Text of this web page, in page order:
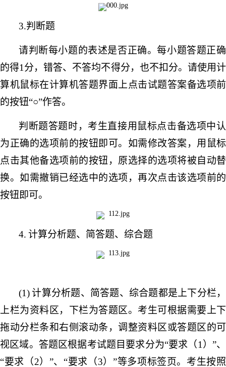
3.判断题
请判断每小题的表述是否正确。每小题答题正确
的得1分，错答、不答均不得分，也不扣分。请使用计
算机鼠标在计算机答题界面上点击试题答案备选项前
的按钮“○”作答。
判断题答题时，考生直接用鼠标点击备选项中认
为正确的选项前的按钮即可。如需修改答案，用鼠标
点击其他备选项前的按钮，原选择的选项将被自动替
换。如需撤销已经选中的选项，再次点击该选项前的
按钮即可。
4. 计算分析题、简答题、综合题
(1) 计算分析题、简答题、综合题都是上下分栏，
上栏为资料区，下栏为答题区。考生可根据需要上下
拖动分栏条和右侧滚动条，调整资料区或答题区的可
视区域。答题区根据考试题目要求分为“要求（1）”、
“要求（2）”、“要求（3）”等多项标签页。考生按照